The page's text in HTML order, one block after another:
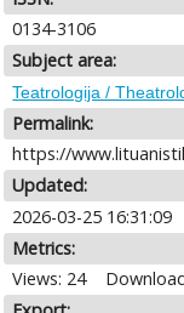
0134-3106
Subject area:
Teatrologija /
Permalink:
https://
Updated:
2026-03-25 16:31:09
Metrics:
Views: 24